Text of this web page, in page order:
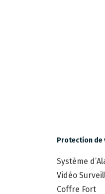
Protection de
Système
Vidéo
Coffre Fort